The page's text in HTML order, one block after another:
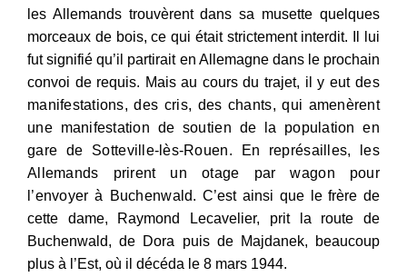
les Allemands trouvèrent dans sa musette quelques
morceaux de bois, ce qui était strictement interdit. Il lui
fut signifié qu’il partirait en Allemagne dans le prochain
convoi de requis. Mais au cours du trajet, il y eut des
manifestations, des cris, des chants, qui amenèrent
une manifestation de soutien de la population en
gare de Sotteville-lès-Rouen. En représailles, les
Allemands prirent un otage par wagon pour
l’envoyer à Buchenwald. C’est ainsi que le frère de
cette dame, Raymond Lecavelier, prit la route de
Buchenwald, de Dora puis de Majdanek, beaucoup
plus à l’Est, où il décéda le 8 mars 1944.